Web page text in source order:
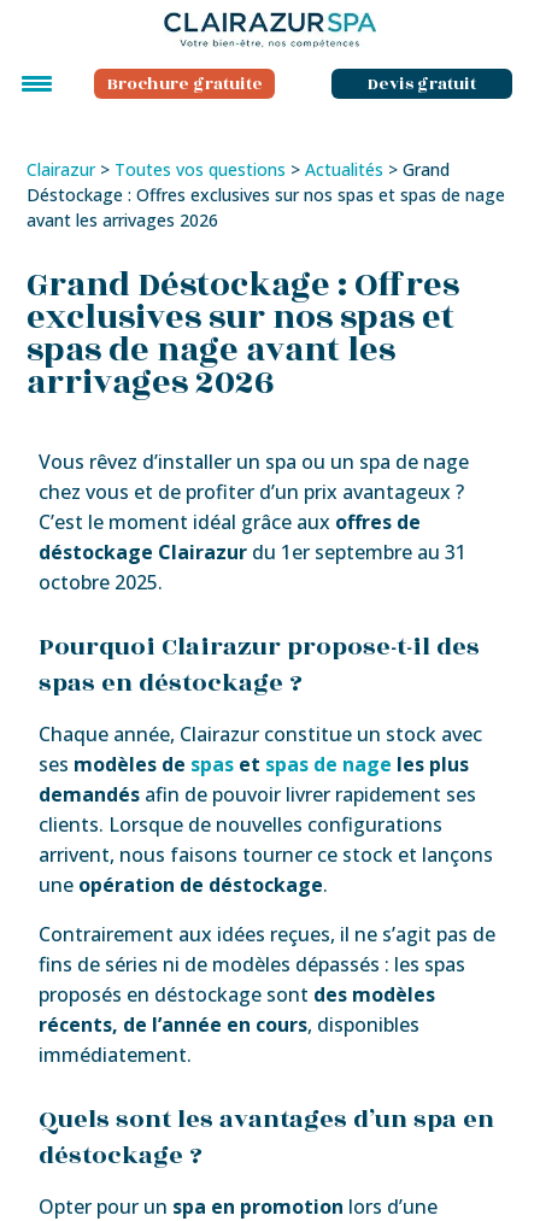
Brochure gratuite Devis gratuit
Clairazur> Toutes vos questions >Actualités >Grand
Déstockage : Offres exclusives sur nos spas et spas de nage
avant les arrivages 2026
Grand Déstockage : Offres
exclusives sur nos spas et
spas de nage avant les
arrivages 2026
Vous rêvez d’installer un spa ou un spa de nage
chez vous et de profiter d’un prix avantageux ?
C’est le moment idéal grâce aux offres de
déstockage Clairazur du 1er septembre au 31
octobre 2025.
Pourquoi Clairazur propose-t-il des
spas en déstockage ?
Chaque année, Clairazur constitue un stock avec
ses modèles de spas et spas de nage les plus
demandés afin de pouvoir livrer rapidement ses
clients. Lorsque de nouvelles configurations
arrivent, nous faisons tourner ce stock et lançons
une opération de déstockage.
Contrairement aux idées reçues, il ne s’agit pas de
fins de séries ni de modèles dépassés : les spas
proposés en déstockage sont des modèles
récents, de l’année en cours, disponibles
immédiatement.
Quels sont les avantages d’un spa en
déstockage ?
Opter pour un spa en promotion lors d’une